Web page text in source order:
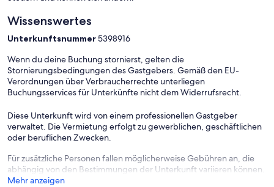
Wissenswertes
Unterkunftsnummer5398916
Wenn du deine Buchung stornierst, gelten die
Stornierungsbedingungen des Gastgebers. Gemäß den EU-
Verordnungen über Verbraucherrechte unterliegen
Buchungsservices für Unterkünfte nicht dem Widerrufsrecht.
Diese Unterkunft wird von einem professionellen Gastgeber
verwaltet. Die Vermietung erfolgt zu gewerblichen, geschäftlichen
oder beruflichen Zwecken.
Für zusätzliche Personen fallen möglicherweise Gebühren an, die
abhängig von den Bestimmungen der Unterkunft variieren können.
Mehr anzeigen